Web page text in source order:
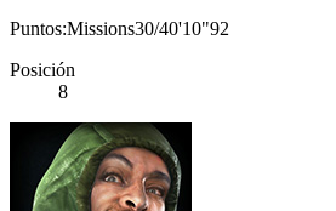
Puntos:Missions30/40'10"92
Posición
8